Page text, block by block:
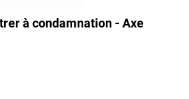
à condamnation - Axe